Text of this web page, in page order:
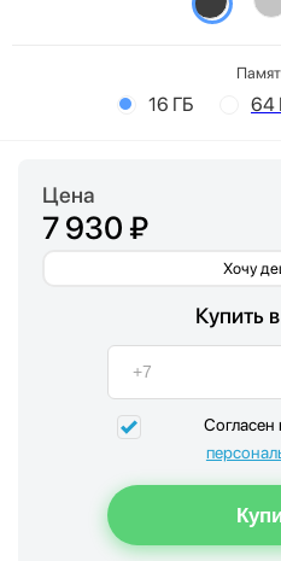
16 ГБ 64
Цена
7 930 ₽
Хочу
Купить
Согласен